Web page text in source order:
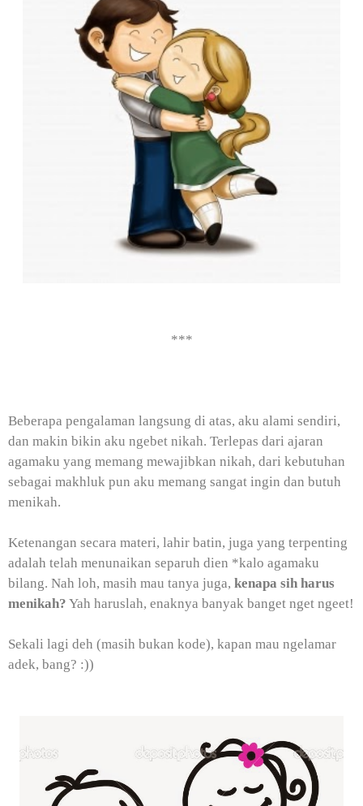
***
Beberapa pengalaman langsung di atas, aku alami sendiri,
dan makin bikin aku ngebet nikah. Terlepas dari ajaran
agamaku yang memang mewajibkan nikah, dari kebutuhan
sebagai makhluk pun aku memang sangat ingin dan butuh
menikah.
Ketenangan secara materi, lahir batin, juga yang terpenting
adalah telah menunaikan separuh dien *kalo agamaku
bilang. Nah loh, masih mau tanya juga, kenapa sih harus
menikah? Yah haruslah, enaknya banyak banget nget ngeet!
Sekali lagi deh (masih bukan kode), kapan mau ngelamar
adek, bang? :))